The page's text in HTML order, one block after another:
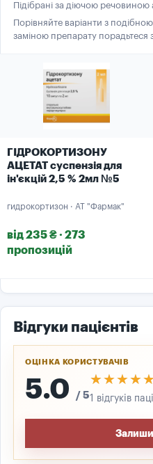
Підібрані за діючою
Порівняйте варіанти з
заміною препарату порадьтеся
ГІДРОКОРТИЗОНУ
АЦЕТАТ суспензія для
ін'єкцій 2,5 % 2мл №5
гидрокортизон · АТ "Фармак"
від 235 ₴ · 273
пропозицій
Відгуки пацієнтів
ОЦІНКА КОРИСТУВАЧІВ
5.0 / 51 відгуків